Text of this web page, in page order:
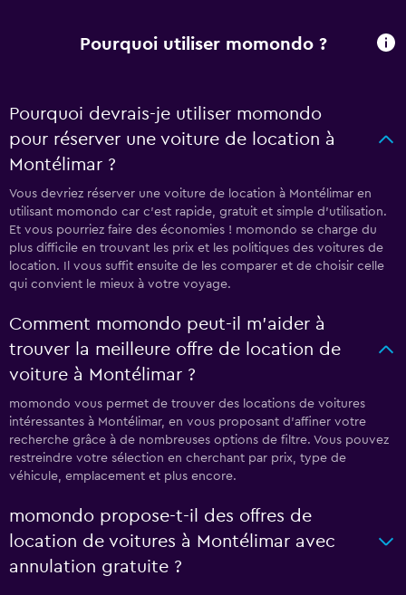
Pourquoi utiliser momondo ?
Pourquoi devrais-je utiliser momondo
pour réserver une voiture de location à
Montélimar ?
Vous devriez réserver une voiture de location à Montélimar en
utilisant momondo car c'est rapide, gratuit et simple d'utilisation.
Et vous pourriez faire des économies ! momondo se charge du
plus difficile en trouvant les prix et les politiques des voitures de
location. Il vous suffit ensuite de les comparer et de choisir celle
qui convient le mieux à votre voyage.
Comment momondo peut-il m’aider à
trouver la meilleure offre de location de
voiture à Montélimar ?
momondo vous permet de trouver des locations de voitures
intéressantes à Montélimar, en vous proposant d'affiner votre
recherche grâce à de nombreuses options de filtre. Vous pouvez
restreindre votre sélection en cherchant par prix, type de
véhicule, emplacement et plus encore.
momondo propose-t-il des offres de
location de voitures à Montélimar avec
annulation gratuite ?